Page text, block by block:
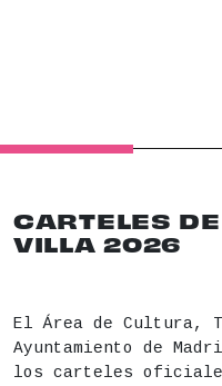
CARTELES
VILLA 2026
El Área de Cultura,
Ayuntamiento de
los carteles oficiales